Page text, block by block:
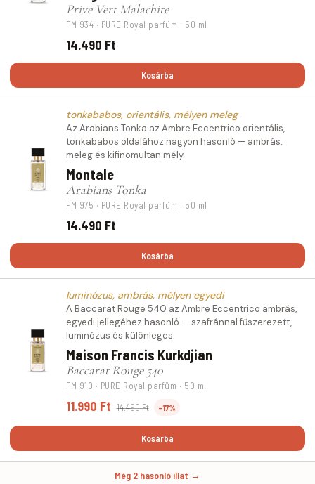
Prive Vert Malachite
FM 934 · PURE Royal parfüm · 50 ml
14.490 Ft
Kosárba
tonkababos, orientális, mélyen meleg
Az Arabians Tonka az Ambre Eccentrico orientális,
tonkababos oldalához nagyon hasonló — ambrás,
meleg és kifinomultan mély.
Montale
Arabians Tonka
FM 975 · PURE Royal parfüm · 50 ml
14.490 Ft
Kosárba
luminózus, ambrás, mélyen egyedi
A Baccarat Rouge 540 az Ambre Eccentrico ambrás,
egyedi jellegéhez hasonló — szafránnal fűszerezett,
luminózus és különleges.
Maison Francis Kurkdjian
Baccarat Rouge 540
FM 910 · PURE Royal parfüm · 50 ml
11.990 Ft 14.490 Ft -17%
Kosárba
Még 2 hasonló illat →